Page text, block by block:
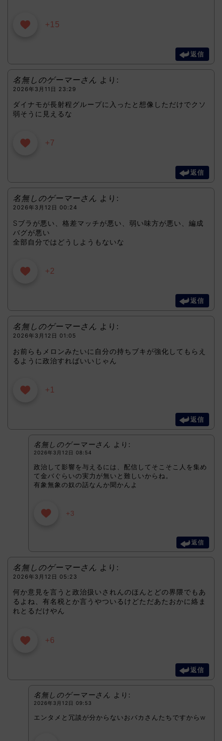
+15
返信
名無しのゲーマーさん より:
2026年3月11日 23:29
ダイナモが長射程グループに入ったと想像しただけでクソ
弱そうに見えるな
+7
返信
名無しのゲーマーさん より:
2026年3月12日 00:24
Sブラが悪い、格差マッチが悪い、弱い味方が悪い、編成
バグが悪い
全部自分ではどうしようもないな
+2
返信
名無しのゲーマーさん より:
2026年3月12日 01:05
お前らもメロンみたいに自分の持ちブキが強化してもらえ
るように政治すればいいじゃん
+1
返信
名無しのゲーマーさん より:
2026年3月12日 08:54
政治して影響を与えるには、配信してそこそこ人を集め
て金バぐらいの実力が無いと難しいからね。
有象無象の奴の話なんか聞かんよ
+3
返信
名無しのゲーマーさん より:
2026年3月12日 05:23
何か意見を言うと政治扱いされんのほんとどの界隈でもあ
るよね、有名税とか言うやついるけどただあたおかに絡ま
れとるだけやん
+6
返信
名無しのゲーマーさん より:
2026年3月12日 09:53
エンタメと冗談が分からないおバカさんたちですからw